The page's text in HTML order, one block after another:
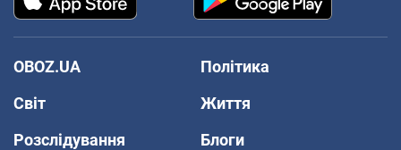
OBOZ.UA
Політика
Світ
Життя
Розслідування
Блоги